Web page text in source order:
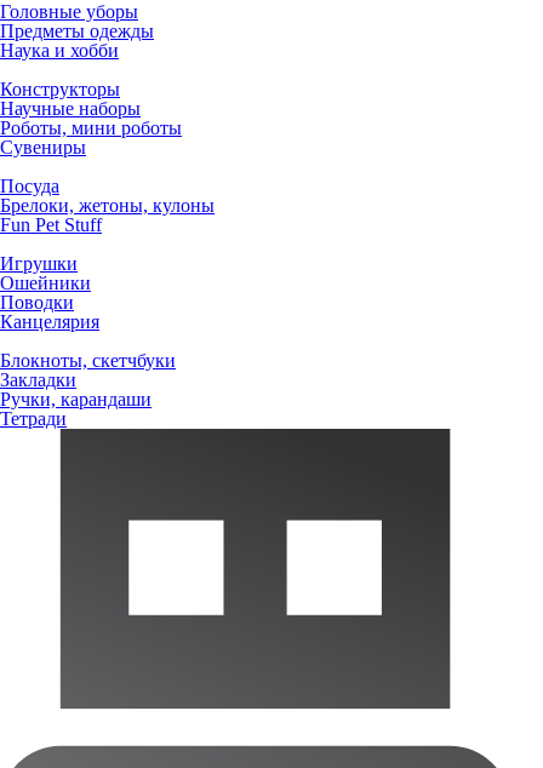
Головные уборы
Предметы одежды
Наука и хобби
Конструкторы
Научные наборы
Роботы, мини роботы
Сувениры
Посуда
Брелоки, жетоны, кулоны
Fun Pet Stuff
Игрушки
Ошейники
Поводки
Канцелярия
Блокноты, скетчбуки
Закладки
Ручки, карандаши
Тетради